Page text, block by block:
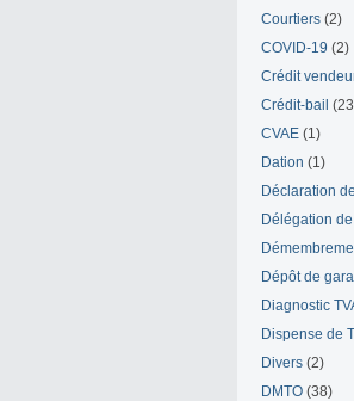
Courtiers (2)
COVID-19 (2)
Crédit
Crédit-bail
CVAE (1)
Dation (1)
Déclaration
Délégation
Dépôt de
Diagnostic
Dispense de
Divers (2)
DMTO (38)